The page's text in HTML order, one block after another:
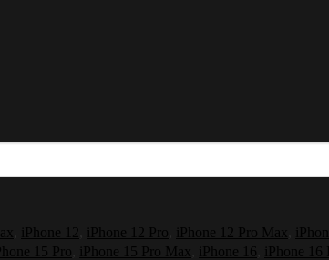
iPhone 12 iPhone 12 Pro iPhone 12 Pro Max
15 Pro iPhone 15 Pro Max iPhone 16 iPhone 16